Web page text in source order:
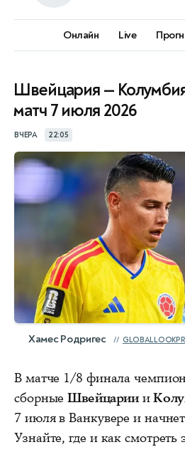
Онлайн Live
Швейцария —
матч 7 июля 2026
ВЧЕРА 22:05
Хамес Родригес
В матче 1/8 финала
сборныеШвейцариии
7 июля в Ванкувере и
Узнайте, где и как смотреть